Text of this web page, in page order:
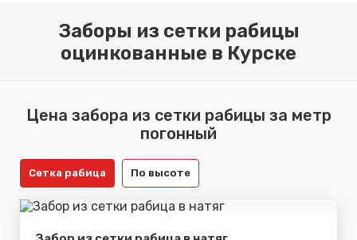
Заборы из сетки рабицы
оцинкованные в Курске
Цена забора из сетки рабицы за метр
погонный
Сетка рабица По высоте